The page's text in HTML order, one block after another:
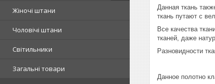
Жіночі штани
Чоловічі штани
Світильники
Загальні товари
Данная ткань
ткань путают с
Все качества
тканей, даже
Разновидности
Данное полотно